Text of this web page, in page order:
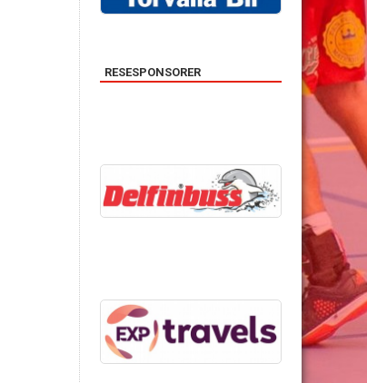
RESESPONSORER